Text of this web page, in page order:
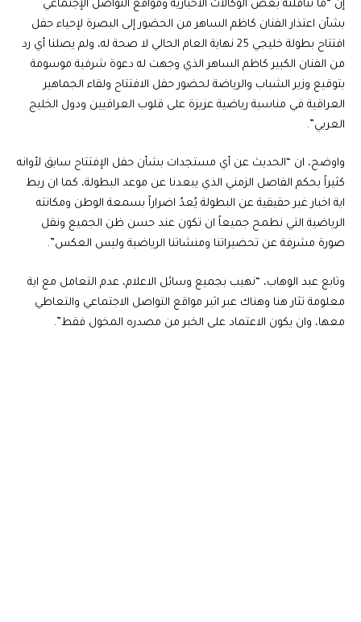
إن “ما تناقلته بعض الوكالات الاخبارية ومواقع التواصل الإجتماعي
بشأن اعتذار الفنان كاظم الساهر من الحضور إلى البصرة لإحياء حفل
افتتاح بطولة خليجي 25 نهاية العام الحالي لا صحة له، ولم يصلنا أي رد
من الفنان الكبير كاظم الساهر الذي وجهت له دعوة شرفية موسومة
بتوقيع وزير الشباب والرياضة لحضور حفل الافتتاح ولقاء الجماهير
العراقية في مناسبة رياضية عزيزة على قلوب العراقيين ودول الخليج
العربي”.
واوضح، ان “الحديث عن أي مستجدات بشأن حفل الإفتتاح سابق لأوانه
كثيراً بحكم الفاصل الزمني الذي يبعدنا عن موعد البطولة، كما ان ربط
اية اخبار غير حقيقية عن البطولة يُعدُ اضراراً بسمعة الوطن ومكانته
الرياضية التي نطمح جميعاً ان تكون عند حسن ظن الجميع ونقل
صورة مشرفة عن تحضيراتنا ومنشاتنا الرياضية وليس العكس”.
وتابع عبد الوهاب، “نهيب بجميع وسائل الاعلام، عدم التعامل مع اية
معلومة تثار هنا وهناك عبر اثير مواقع التواصل الاجتماعي والتعاطي
معها، وان يكون الاعتماد على الخبر من مصدره المخول فقط”.